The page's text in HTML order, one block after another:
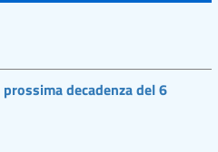
decadenza del 6